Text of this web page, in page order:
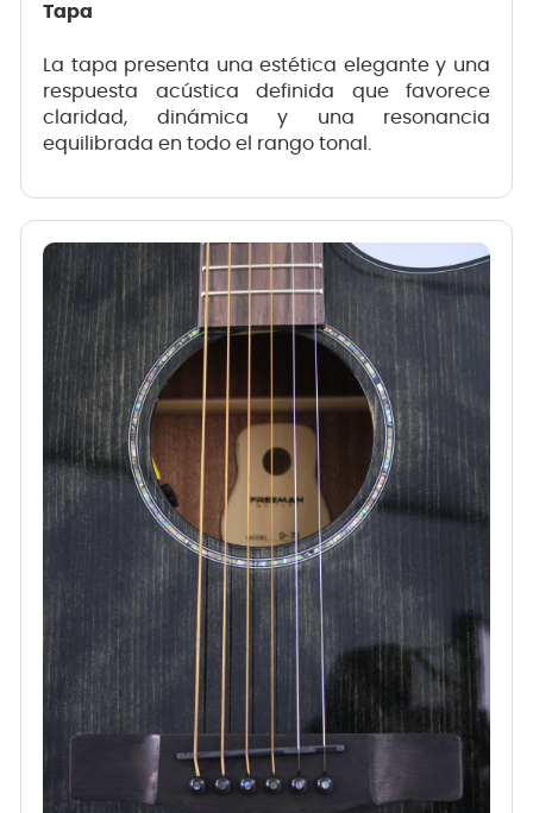
Tapa
La tapa presenta una estética elegante y una
respuesta acústica definida que favorece
claridad, dinámica y una resonancia
equilibrada en todo el rango tonal.